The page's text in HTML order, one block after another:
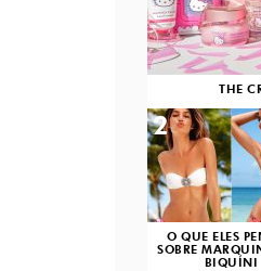
THE
O QUE ELES
SOBRE
BIQUÍNI
2